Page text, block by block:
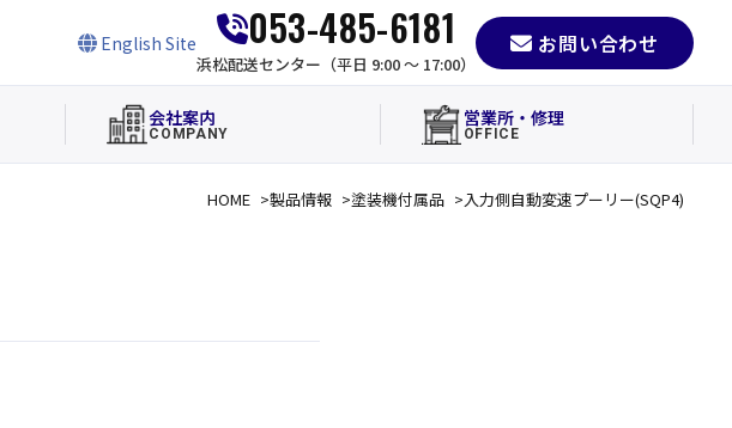
English Site 053-485-6181
浜松配送センター（平日 9:00 〜 17:00）
お問い合わせ
会社案内
COMPANY
営業所・修理
OFFICE
HOME 製品情報 塗装機付属品
入力側自動変速プーリー(SQP4)